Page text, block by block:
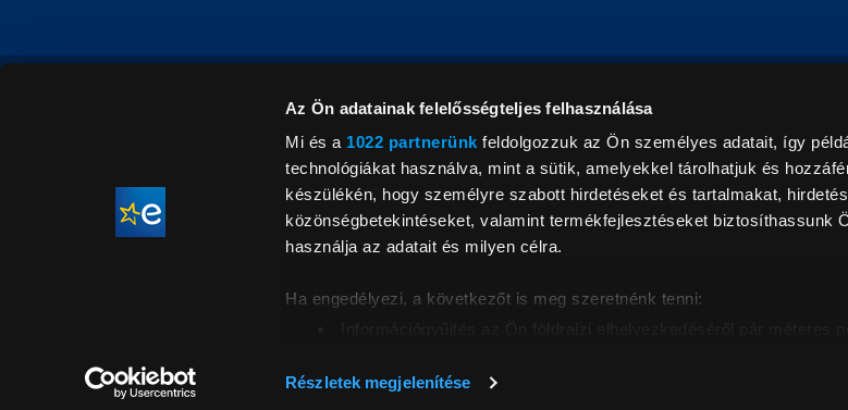
Az Ön adatainak felelősségteljes felhasználása
Mi és a 1022 partnerünk feldolgozzuk az Ön személyes adatait, így
technológiákat használva, mint a sütik, amelyekkel tárolhatjuk és
készülékén, hogy személyre szabott hirdetéseket és tartalmakat,
közönségbetekintéseket, valamint termékfejlesztéseket biztosíthassunk
használja az adatait és milyen célra.
Ha engedélyezi, a következőt is meg szeretnénk tenni:
ellenőrzésével
Részletek megjelenítése
© 2026. Minden jog fenntartva! Euronics
feltüntetett árak, képek leírások tájékoztató jellegűek, és nem minősülnek